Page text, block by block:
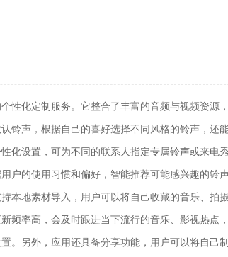
性化定制服务。它整合了丰富的音频与视频资源
铃声，根据自己的喜好选择不同风格的铃声，还
化设置，可为不同的联系人指定专属铃声或来电
户的使用习惯和偏好，智能推荐可能感兴趣的铃
本地素材导入，用户可以将自己收藏的音乐、拍
频率高，会及时跟进当下流行的音乐、影视热点
。另外，应用还具备分享功能，用户可以将自己